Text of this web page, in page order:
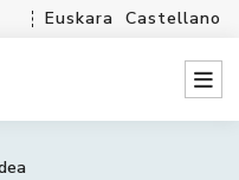
Euskara Castellano